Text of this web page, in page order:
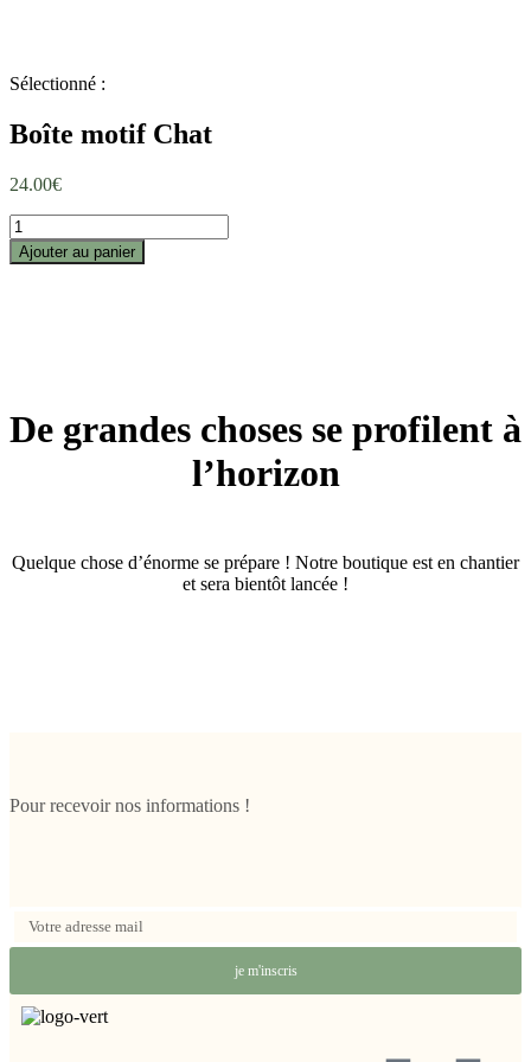
Sélectionné :
Boîte motif Chat
24.00€
Ajouter au panier
De grandes choses se profilent à
l’horizon
Quelque chose d’énorme se prépare ! Notre boutique est en chantier
et sera bientôt lancée !
Pour recevoir nos informations !
je m'inscris